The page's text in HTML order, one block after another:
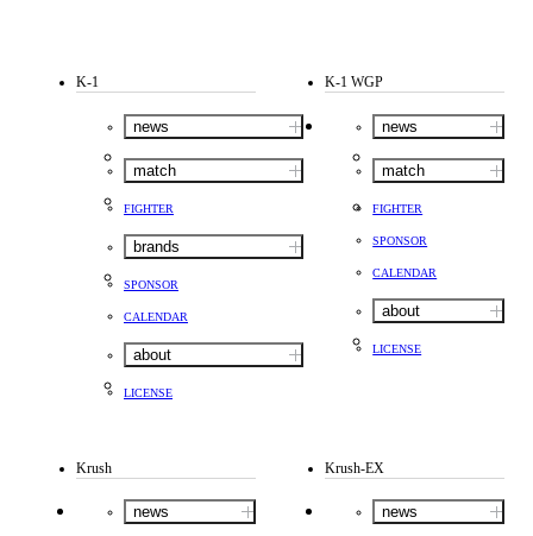
K-1
news
match
FIGHTER
brands
SPONSOR
CALENDAR
about
LICENSE
K-1 WGP
news
match
FIGHTER
SPONSOR
CALENDAR
about
LICENSE
Krush
news
Krush-EX
news